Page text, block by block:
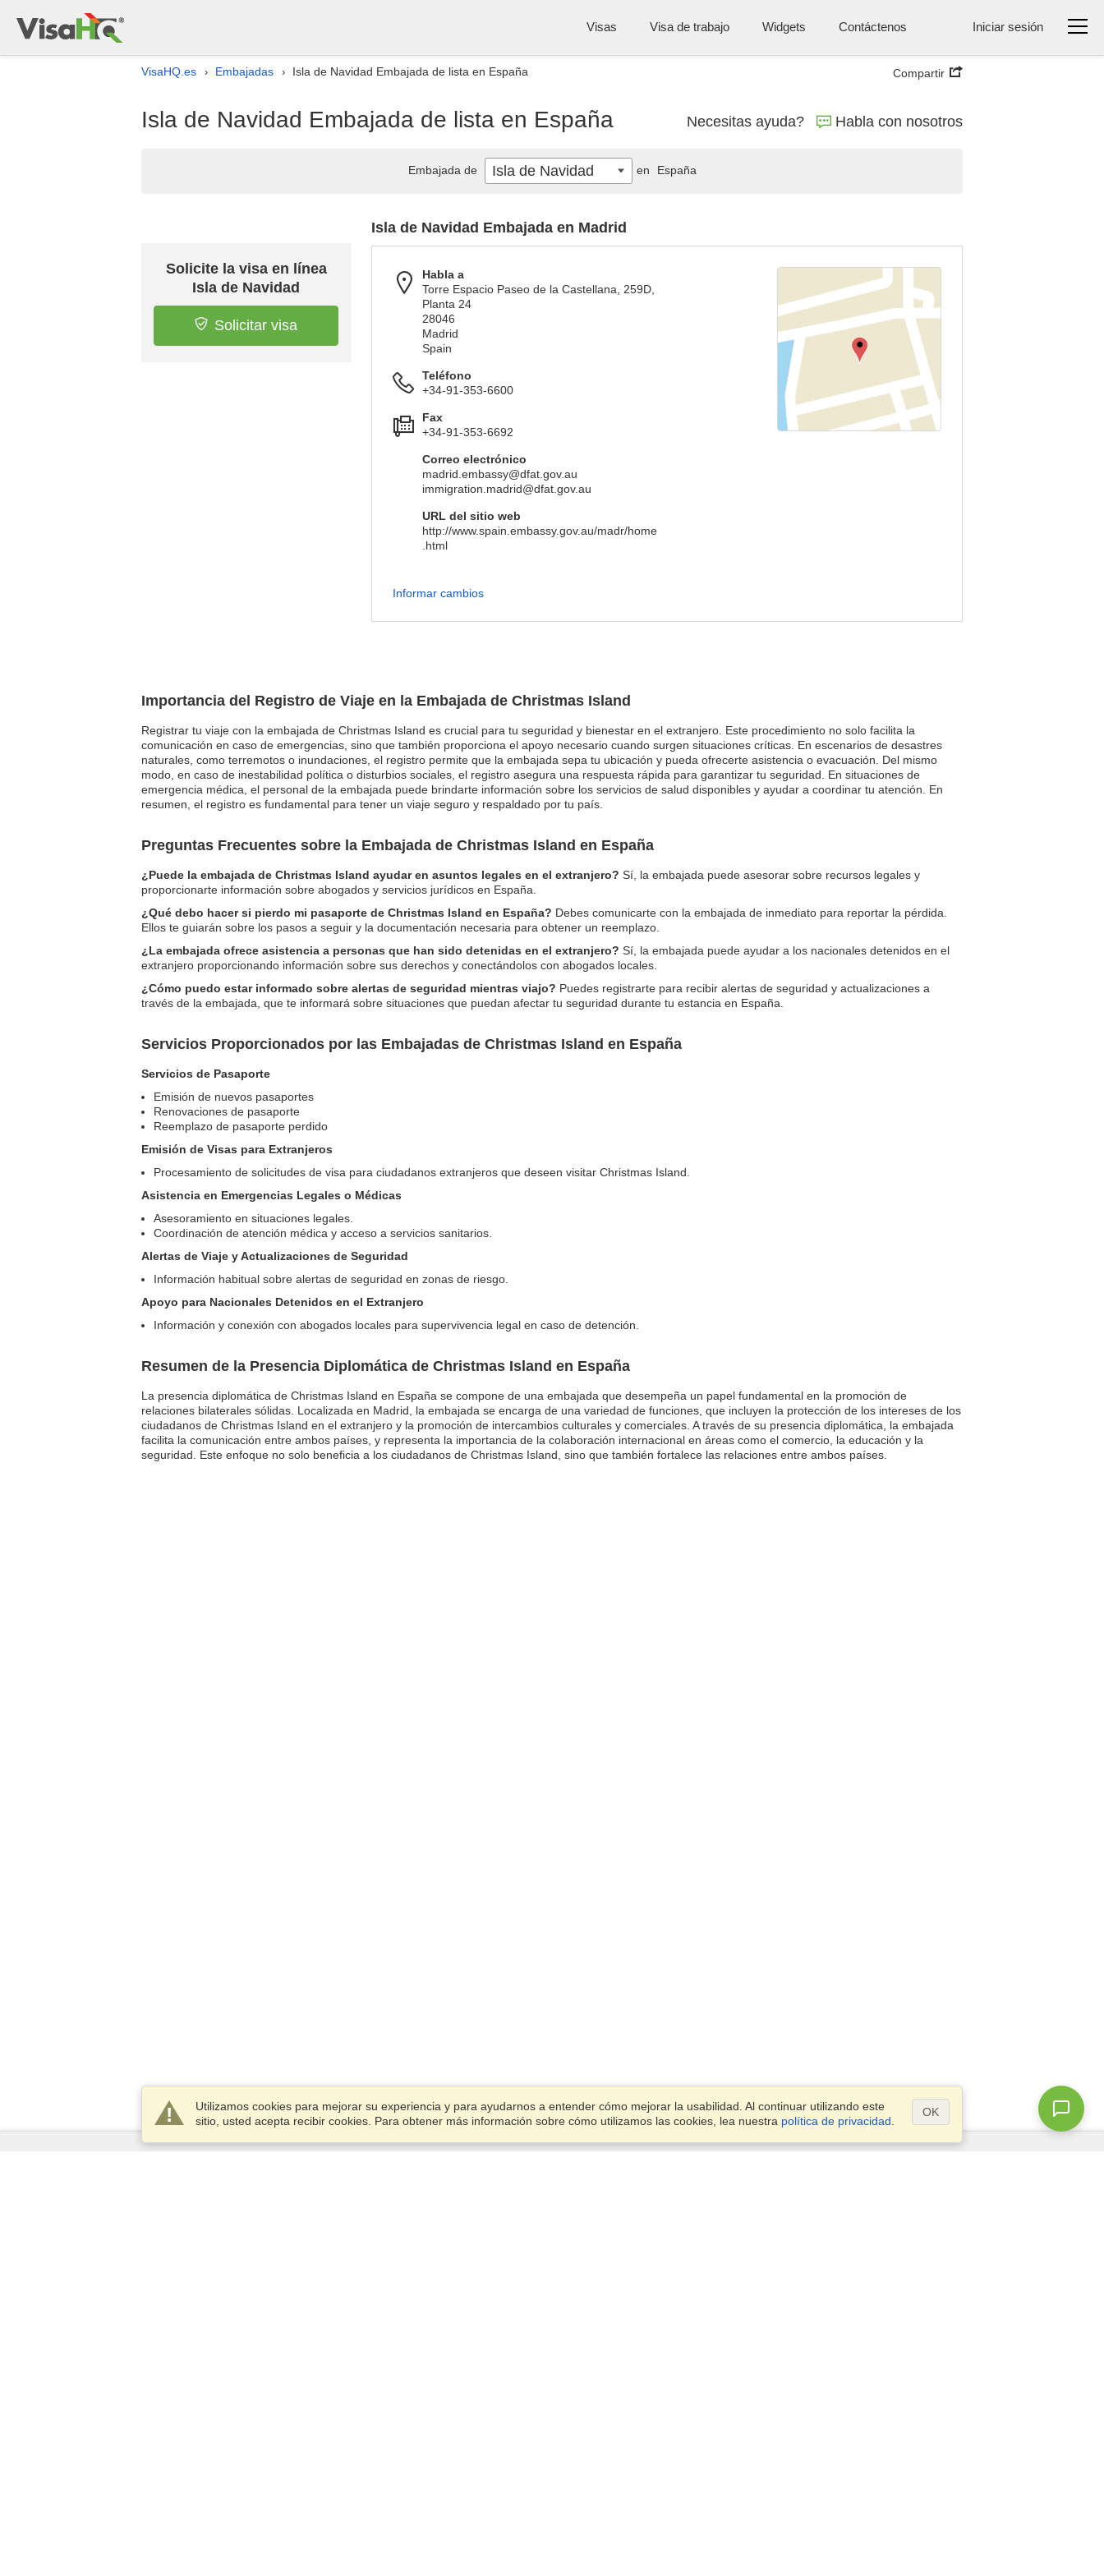
Visas Visa de trabajo Widgets Contáctenos Iniciar sesión
VisaHQ.es › Embajadas › Isla de Navidad Embajada de lista en España Compartir
Isla de Navidad Embajada de lista en España Necesitas ayuda? Habla con nosotros
Importancia del Registro de Viaje en la Embajada de Christmas Island
Registrar tu viaje con la embajada de Christmas Island es crucial para tu seguridad y bienestar en el extranjero. Este procedimiento no solo facilita la
comunicación en caso de emergencias, sino que también proporciona el apoyo necesario cuando surgen situaciones críticas. En escenarios de desastres
naturales, como terremotos o inundaciones, el registro permite que la embajada sepa tu ubicación y pueda ofrecerte asistencia o evacuación. Del mismo
modo, en caso de inestabilidad política o disturbios sociales, el registro asegura una respuesta rápida para garantizar tu seguridad. En situaciones de
emergencia médica, el personal de la embajada puede brindarte información sobre los servicios de salud disponibles y ayudar a coordinar tu atención. En
resumen, el registro es fundamental para tener un viaje seguro y respaldado por tu país.
Preguntas Frecuentes sobre la Embajada de Christmas Island en España
¿Puede la embajada de Christmas Island ayudar en asuntos legales en el extranjero? Sí, la embajada puede asesorar sobre recursos legales y
proporcionarte información sobre abogados y servicios jurídicos en España.
¿Qué debo hacer si pierdo mi pasaporte de Christmas Island en España? Debes comunicarte con la embajada de inmediato para reportar la pérdida.
Ellos te guiarán sobre los pasos a seguir y la documentación necesaria para obtener un reemplazo.
¿La embajada ofrece asistencia a personas que han sido detenidas en el extranjero? Sí, la embajada puede ayudar a los nacionales detenidos en el
extranjero proporcionando información sobre sus derechos y conectándolos con abogados locales.
¿Cómo puedo estar informado sobre alertas de seguridad mientras viajo? Puedes registrarte para recibir alertas de seguridad y actualizaciones a
través de la embajada, que te informará sobre situaciones que puedan afectar tu seguridad durante tu estancia en España.
Servicios Proporcionados por las Embajadas de Christmas Island en España
Servicios de Pasaporte
Emisión de nuevos pasaportes
Renovaciones de pasaporte
Reemplazo de pasaporte perdido
Emisión de Visas para Extranjeros
Procesamiento de solicitudes de visa para ciudadanos extranjeros que deseen visitar Christmas Island.
Asistencia en Emergencias Legales o Médicas
Asesoramiento en situaciones legales.
Coordinación de atención médica y acceso a servicios sanitarios.
Alertas de Viaje y Actualizaciones de Seguridad
Información habitual sobre alertas de seguridad en zonas de riesgo.
Apoyo para Nacionales Detenidos en el Extranjero
Información y conexión con abogados locales para supervivencia legal en caso de detención.
Resumen de la Presencia Diplomática de Christmas Island en España
La presencia diplomática de Christmas Island en España se compone de una embajada que desempeña un papel fundamental en la promoción de
relaciones bilaterales sólidas. Localizada en Madrid, la embajada se encarga de una variedad de funciones, que incluyen la protección de los intereses de los
ciudadanos de Christmas Island en el extranjero y la promoción de intercambios culturales y comerciales. A través de su presencia diplomática, la embajada
facilita la comunicación entre ambos países, y representa la importancia de la colaboración internacional en áreas como el comercio, la educación y la
seguridad. Este enfoque no solo beneficia a los ciudadanos de Christmas Island, sino que también fortalece las relaciones entre ambos países.
Solicite la visa en línea
Isla de Navidad
Solicitar visa
Isla de Navidad Embajada en Madrid
Habla a
Torre Espacio Paseo de la Castellana, 259D,
Planta 24
28046
Madrid
Spain
Teléfono
+34-91-353-6600
Fax
+34-91-353-6692
Correo electrónico
madrid.embassy@dfat.gov.au
immigration.madrid@dfat.gov.au
URL del sitio web
http://www.spain.embassy.gov.au/madr/home
.html
Informar cambios
Embajada de Isla de Navidad en España
Utilizamos cookies para mejorar su experiencia y para ayudarnos a entender cómo mejorar la usabilidad. Al continuar utilizando este
sitio, usted acepta recibir cookies. Para obtener más información sobre cómo utilizamos las cookies, lea nuestra política de privacidad
OK